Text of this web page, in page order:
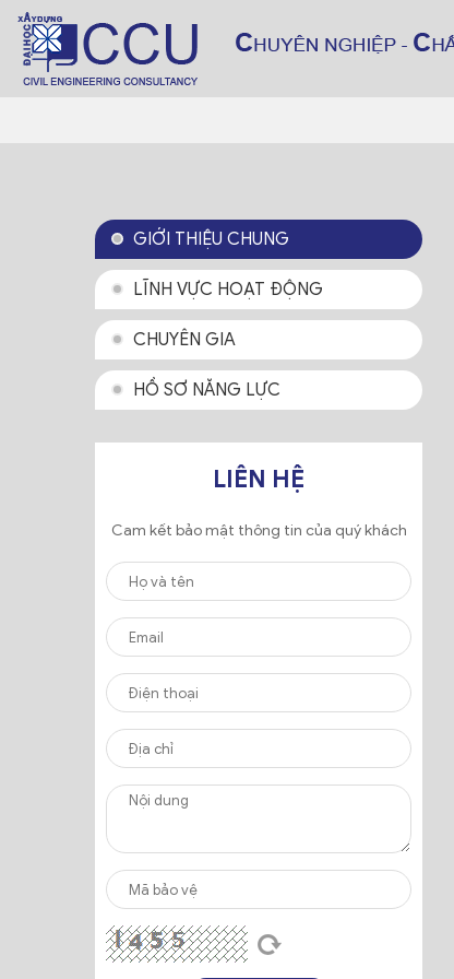
GIỚI THIỆU CHUNG
LĨNH VỰC HOẠT ĐỘNG
CHUYÊN GIA
HỒ SƠ NĂNG LỰC
LIÊN HỆ
Cam kết bảo mật thông tin của quý khách